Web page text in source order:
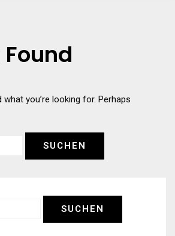
what you’re looking for. Perhaps